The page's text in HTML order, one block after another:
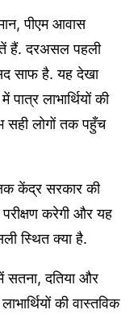
पीएम आवास
हैं. दरअसल पहली
साफ है. यह देखा
लाभार्थियों की
सही लोगों तक पहुँच
केंद्र सरकार की
परीक्षण करेगी और यह
स्थित क्या है.
सतना, दतिया और
की वास्तविक